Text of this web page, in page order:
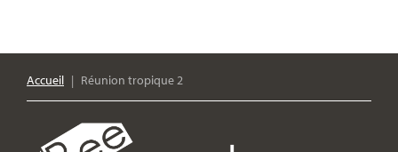
Accueil Réunion tropique 2